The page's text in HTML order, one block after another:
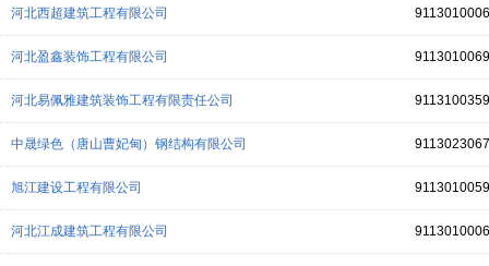
河北西超建筑工程有限公司
河北盈鑫装饰工程有限公司
河北易佩雅建筑装饰工程有限责任公司
中晟绿色（唐山曹妃甸）钢结构有限公司
旭江建设工程有限公司
河北江成建筑工程有限公司